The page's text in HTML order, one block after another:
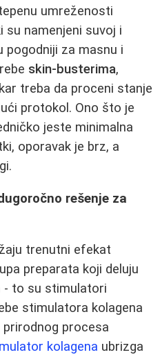
umreženosti
su namenjeni suvoj i
pogodniji za masnu i
skin-busterima,
treba da proceni stanje
protokol. Ono što je
jeste minimalna
oporavak je brz, a
rešenje za
trenutni efekat
preparata koji deluju
- to su stimulatori
stimulatora kolagena
procesa
kolagena ubrizga